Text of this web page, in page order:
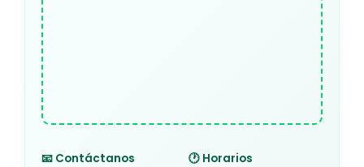
📧 Contáctanos
🕐 Horarios